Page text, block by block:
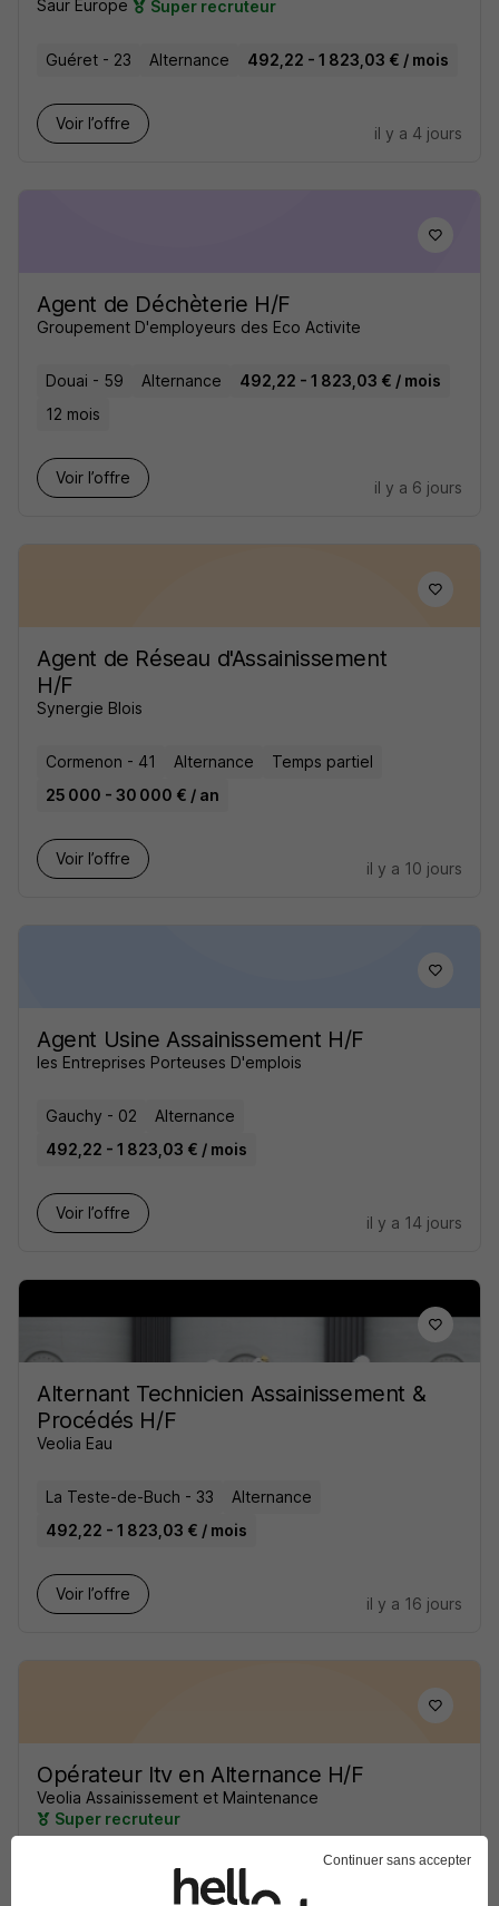
Saur Europe Super recruteur
Guéret - 23 Alternance 492,22 - 1 823,03 € / mois
Voir l’offre
il y a 4 jours
Agent de Déchèterie H/F
Groupement D'employeurs des Eco Activite
Douai - 59 Alternance
492,22 - 1 823,03 € / mois
12 mois
Voir l’offre
il y a 6 jours
Agent de Réseau d'Assainissement
H/F
Synergie Blois
Cormenon - 41 Alternance
Temps partiel
25 000 - 30 000 € / an
Voir l’offre
il y a 10 jours
Agent Usine Assainissement H/F
les Entreprises Porteuses D'emplois
Gauchy - 02
Alternance
492,22 - 1 823,03 € / mois
Voir l’offre
il y a 14 jours
Alternant Technicien Assainissement &
Procédés H/F
Veolia Eau
La Teste-de-Buch - 33
Alternance
492,22 - 1 823,03 € / mois
Voir l’offre
il y a 16 jours
Opérateur Itv en Alternance H/F
Veolia Assainissement et Maintenance
Super recruteur
Alternance
Continuer sans accepter